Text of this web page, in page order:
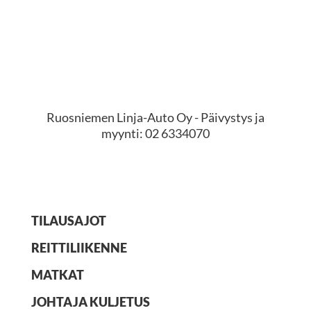
Ruosniemen Linja-Auto Oy - Päivystys ja
myynti: 02 6334070
TILAUSAJOT
REITTILIIKENNE
MATKAT
JOHTAJA KULJETUS